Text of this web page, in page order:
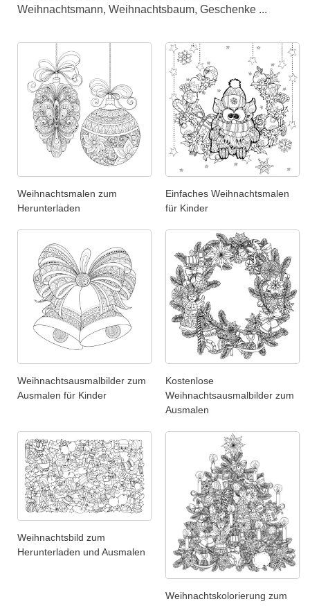
Weihnachtsmann, Weihnachtsbaum, Geschenke ...
Weihnachtsmalen zum
Herunterladen
Einfaches Weihnachtsmalen
für Kinder
Weihnachtsausmalbilder zum
Ausmalen für Kinder
Kostenlose
Weihnachtsausmalbilder zum
Ausmalen
Weihnachtsbild zum
Herunterladen und Ausmalen
Weihnachtskolorierung zum